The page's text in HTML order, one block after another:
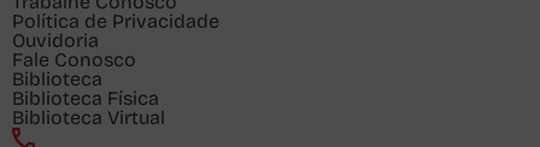
Política de Privacidade
Ouvidoria
Fale Conosco
Biblioteca
Biblioteca Física
Biblioteca Virtual